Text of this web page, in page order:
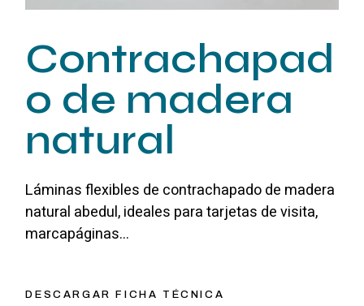
Contrachapad
o de madera
natural
Láminas flexibles de contrachapado de madera
natural abedul, ideales para tarjetas de visita,
marcapáginas…
DESCARGAR FICHA TÉCNICA